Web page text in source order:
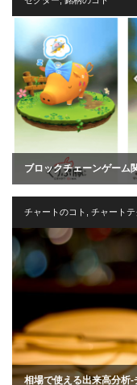
ブロックチェーンゲーム
チャートのコト チャート
相場で使える出来高分析-